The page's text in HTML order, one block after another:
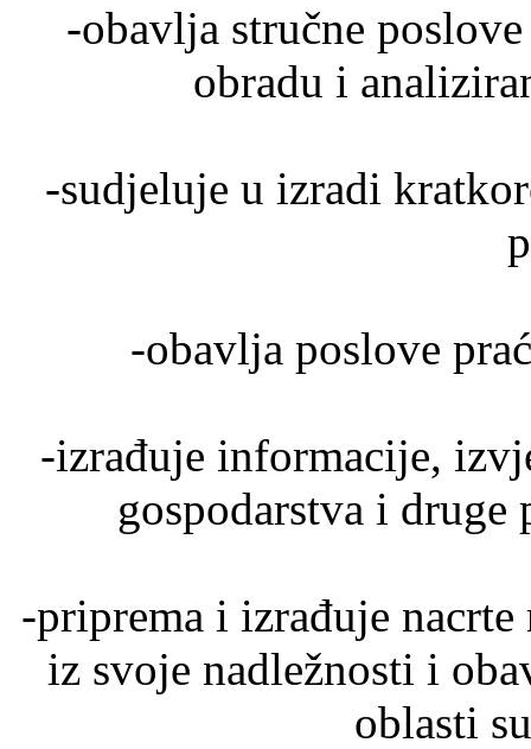
-obavlja stručne
obradu i
-sudjeluje u izradi
-obavlja poslove
-izrađuje informacije,
gospodarstva i druge
-priprema i izrađuje
iz svoje nadležnosti i
oblasti